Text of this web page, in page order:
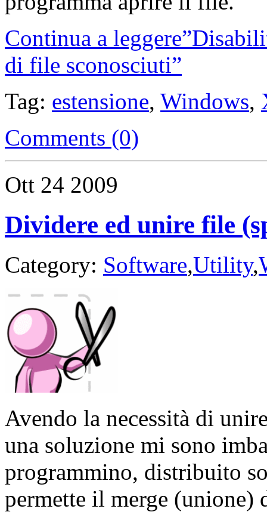
Continua a
di file sconosciuti”
Tag: estensione, Windows,
Comments (0)
Ott 24 2009
Dividere ed unire file
Category: Software,Utility,
Avendo la necessità di
una soluzione mi sono
programmino, distribuito
permette il merge (unione)